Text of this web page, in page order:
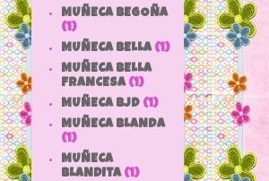
MUÑECA BEGOÑA
(1)
MUÑECA BELLA (1)
MUÑECA BELLA
FRANCESA (1)
MUÑECA BJD (1)
MUÑECA BLANDA
(1)
MUÑECA
BLANDITA (1)